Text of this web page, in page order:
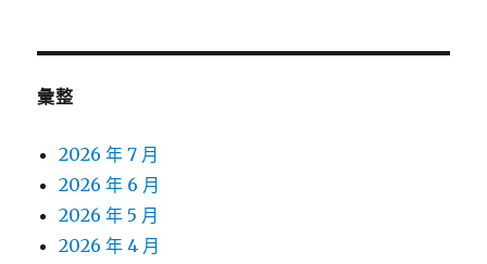
彙整
2026 年 7 月
2026 年 6 月
2026 年 5 月
2026 年 4 月